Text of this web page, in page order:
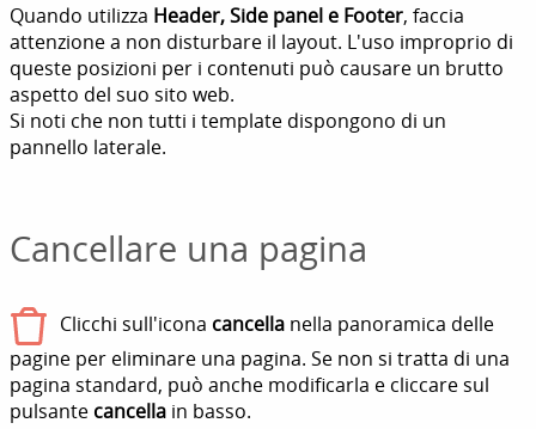
Quando utilizza Header, Side panel e Footer, faccia
attenzione a non disturbare il layout. L'uso improprio di
queste posizioni per i contenuti può causare un brutto
aspetto del suo sito web.
Si noti che non tutti i template dispongono di un
pannello laterale.
Cancellare una pagina
Clicchi sull'icona cancella nella panoramica delle
pagine per eliminare una pagina. Se non si tratta di una
pagina standard, può anche modificarla e cliccare sul
pulsante cancella in basso.